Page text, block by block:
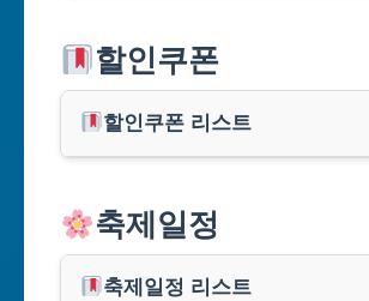
부산광역시
대구광역시
인천광역시
광주광역시
할인쿠폰
할인쿠폰 리스트
쿠팡
축제일정
축제일정 리스트